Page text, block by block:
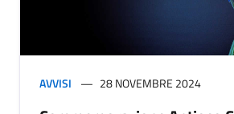
AVVISI 28 NOVEMBRE 2024